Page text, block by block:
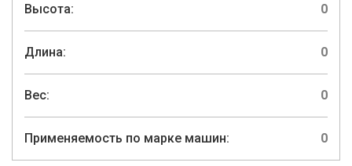
Высота: 0
Длина: 0
Вес: 0
Применяемость по марке машин: 0